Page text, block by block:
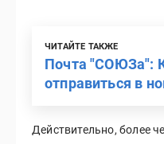
ЧИТАЙТЕ ТАКЖЕ
Почта "СОЮЗа":
отправиться в
Действительно, более